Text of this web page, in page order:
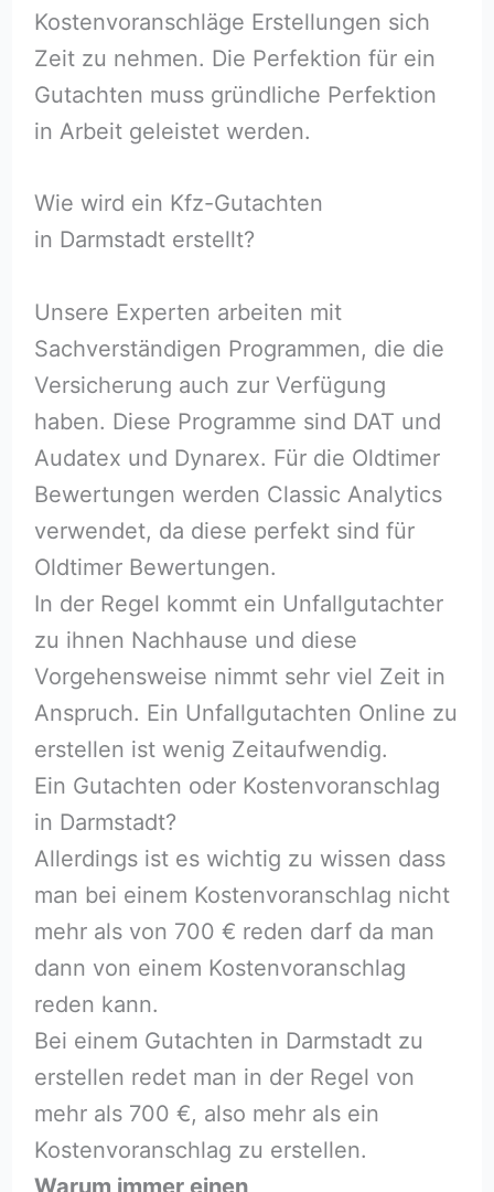
Kostenvoranschläge Erstellungen sich
Zeit zu nehmen. Die Perfektion für ein
Gutachten muss gründliche Perfektion
in Arbeit geleistet werden.
Wie wird ein Kfz-Gutachten
in Darmstadt erstellt?
Unsere Experten arbeiten mit
Sachverständigen Programmen, die die
Versicherung auch zur Verfügung
haben. Diese Programme sind DAT und
Audatex und Dynarex. Für die Oldtimer
Bewertungen werden Classic Analytics
verwendet, da diese perfekt sind für
Oldtimer Bewertungen.
In der Regel kommt ein Unfallgutachter
zu ihnen Nachhause und diese
Vorgehensweise nimmt sehr viel Zeit in
Anspruch. Ein Unfallgutachten Online zu
erstellen ist wenig Zeitaufwendig.
Ein Gutachten oder Kostenvoranschlag
in Darmstadt?
Allerdings ist es wichtig zu wissen dass
man bei einem Kostenvoranschlag nicht
mehr als von 700 € reden darf da man
dann von einem Kostenvoranschlag
reden kann.
Bei einem Gutachten in Darmstadt zu
erstellen redet man in der Regel von
mehr als 700 €, also mehr als ein
Kostenvoranschlag zu erstellen.
Warum immer einen